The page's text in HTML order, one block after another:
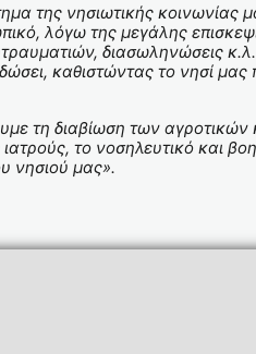
της νησιωτικής κοινωνίας
λόγω της μεγάλης
διασωληνώσεις
καθιστώντας το νησί μας
τη διαβίωση των
το νοσηλευτικό και
νησιού μας».